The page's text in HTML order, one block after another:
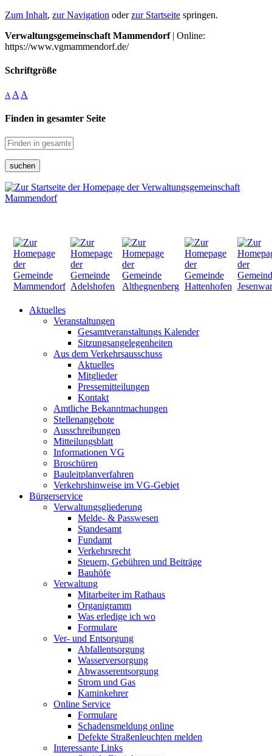
Zum Inhalt, zur Navigation oderzur Startseite springen.
Verwaltungsgemeinschaft Mammendorf| Online:
https://www.vgmammendorf.de/
Schriftgröße
A A A
Finden in gesamter Seite
suchen
Aktuelles
Veranstaltungen
Gesamtveranstaltungs Kalender
Sitzungsangelegenheiten
Aus dem Verkehrsausschuss
Aktuelles
Mitglieder
Pressemitteilungen
Kontakt
Amtliche Bekanntmachungen
Stellenangebote
Ausschreibungen
Mitteilungsblatt
Informationen VG
Broschüren
Bauleitplanverfahren
Verkehrshinweise im VG-Gebiet
Bürgerservice
Verwaltungsgliederung
Melde- & Passwesen
Standesamt
Fundamt
Verkehrsrecht
Steuern, Gebühren und Beiträge
Bauhöfe
Verwaltung
Mitarbeiter im Rathaus
Organigramm
Was erledige ich wo
Formulare
Ver- und Entsorgung
Abfallentsorgung
Wasserversorgung
Abwasserentsorgung
Strom und Gas
Kaminkehrer
Online Service
Formulare
Schadensmeldung online
Defekte Straßenleuchten melden
Interessante Links